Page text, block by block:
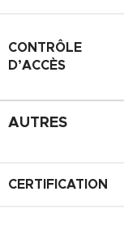
CONTRÔLE
D’ACCÈS
AUTRES
CERTIFICATION